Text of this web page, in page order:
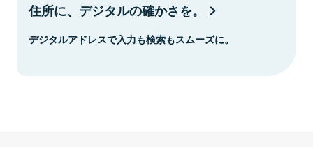
住所に、デジタルの確かさを。
デジタルアドレスで入力も検索もスムーズに。